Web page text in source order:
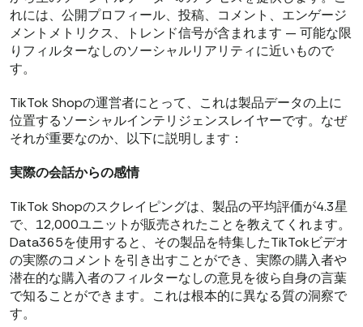
れには、公開プロフィール、投稿、コメント、エンゲージ
メントメトリクス、トレンド信号が含まれます — 可能な限
りフィルターなしのソーシャルリアリティに近いもので
す。
TikTok Shopの運営者にとって、これは製品データの上に
位置するソーシャルインテリジェンスレイヤーです。なぜ
それが重要なのか、以下に説明します：
実際の会話からの感情
TikTok Shopのスクレイピングは、製品の平均評価が4.3星
で、12,000ユニットが販売されたことを教えてくれます。
Data365を使用すると、その製品を特集したTikTokビデオ
の実際のコメントを引き出すことができ、実際の購入者や
潜在的な購入者のフィルターなしの意見を彼ら自身の言葉
で知ることができます。これは根本的に異なる質の洞察で
す。